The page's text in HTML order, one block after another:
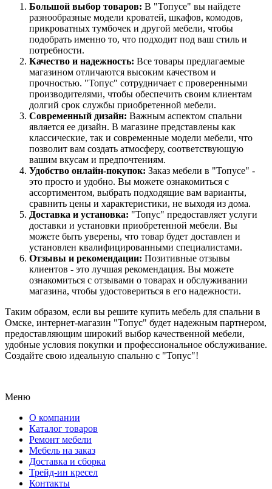
Большой выбор товаров: В "Топусе" вы найдете
разнообразные модели кроватей, шкафов, комодов,
прикроватных тумбочек и другой мебели, чтобы
подобрать именно то, что подходит под ваш стиль и
потребности.
Качество и надежность: Все товары предлагаемые
магазином отличаются высоким качеством и
прочностью. "Топус" сотрудничает с проверенными
производителями, чтобы обеспечить своим клиентам
долгий срок службы приобретенной мебели.
Современный дизайн: Важным аспектом спальни
является ее дизайн. В магазине представлены как
классические, так и современные модели мебели, что
позволит вам создать атмосферу, соответствующую
вашим вкусам и предпочтениям.
Удобство онлайн-покупок: Заказ мебели в "Топусе" -
это просто и удобно. Вы можете ознакомиться с
ассортиментом, выбрать подходящие вам варианты,
сравнить цены и характеристики, не выходя из дома.
Доставка и установка: "Топус" предоставляет услуги
доставки и установки приобретенной мебели. Вы
можете быть уверены, что товар будет доставлен и
установлен квалифицированными специалистами.
Отзывы и рекомендации: Позитивные отзывы
клиентов - это лучшая рекомендация. Вы можете
ознакомиться с отзывами о товарах и обслуживании
магазина, чтобы удостовериться в его надежности.
Таким образом, если вы решите купить мебель для спальни в
Омске, интернет-магазин "Топус" будет надежным партнером,
предоставляющим широкий выбор качественной мебели,
удобные условия покупки и профессиональное обслуживание.
Создайте свою идеальную спальню с "Топус"!
Меню
О компании
Каталог товаров
Ремонт мебели
Мебель на заказ
Доставка и сборка
Трейд-ин кресел
Контакты